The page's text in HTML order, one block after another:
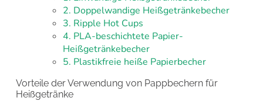
2. Doppelwandige Heißgetränkebecher
3. Ripple Hot Cups
4. PLA-beschichtete Papier-
Heißgetränkebecher
5. Plastikfreie heiße Papierbecher
Vorteile der Verwendung von Pappbechern für
Heißgetränke